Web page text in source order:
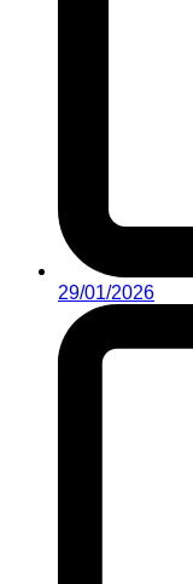
29/01/2026